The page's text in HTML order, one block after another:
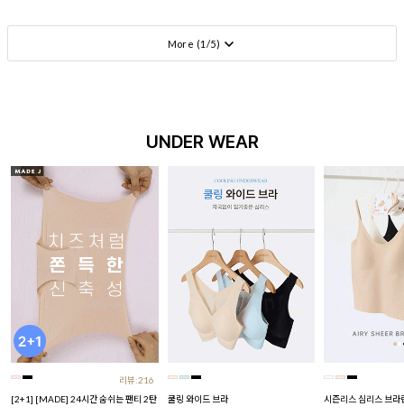
More (1 /5)
UNDER WEAR
리뷰:216
[2+1] [MADE] 24시간 숨쉬는 팬티 2탄
쿨링 와이드 브라 시즌리스 심리스 브라